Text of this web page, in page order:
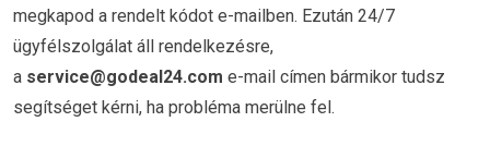
megkapod a rendelt kódot e-mailben. Ezután 24/7
ügyfélszolgálat áll rendelkezésre,
a service@godeal24.com e-mail címen bármikor tudsz
segítséget kérni, ha probléma merülne fel.